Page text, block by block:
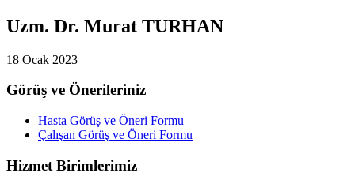
Uzm. Dr. Murat TURHAN
18 Ocak 2023
Görüş ve Önerileriniz
Hasta Görüş ve Öneri Formu
Çalışan Görüş ve Öneri Formu
Hizmet Birimlerimiz